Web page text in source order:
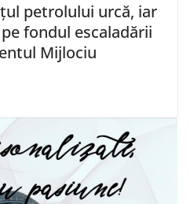
petrolului urcă, iar
fondul escaladării
Mijlociu